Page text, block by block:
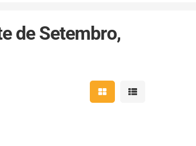
de Setembro,
Mostrar resultados em
Mostrar